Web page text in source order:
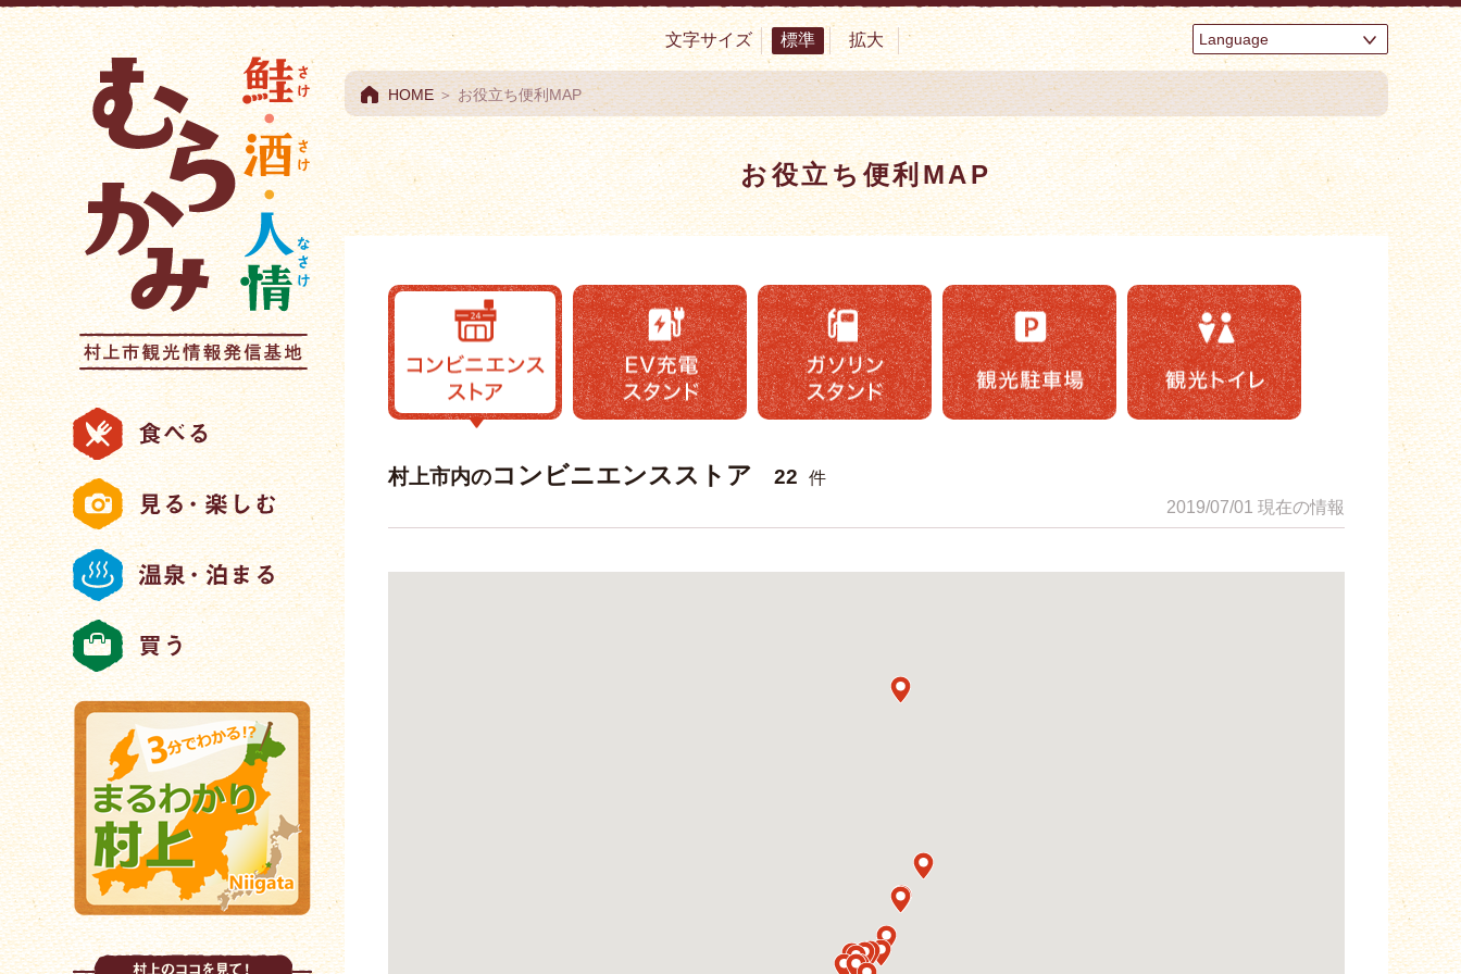
村上市観光情報総合サイト 村上市観光協会 -鮭・酒・人情 むらかみ-
文字サイズ 標準 拡大 Language
HOME＞ お役立ち便利MAP
お役立ち便利MAP
村上市内のコンビニエンスストア 22
件
2019/07/01 現在の情報